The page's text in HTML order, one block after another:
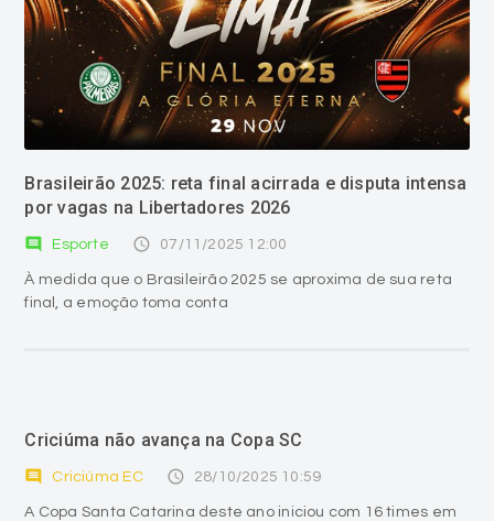
Brasileirão 2025: reta final acirrada e disputa intensa
por vagas na Libertadores 2026
comment Esporte access_time 07/11/2025 12:00
À medida que o Brasileirão 2025 se aproxima de sua reta
final, a emoção toma conta
Criciúma não avança na Copa SC
comment Criciúma EC access_time 28/10/2025 10:59
A Copa Santa Catarina deste ano iniciou com 16 times em